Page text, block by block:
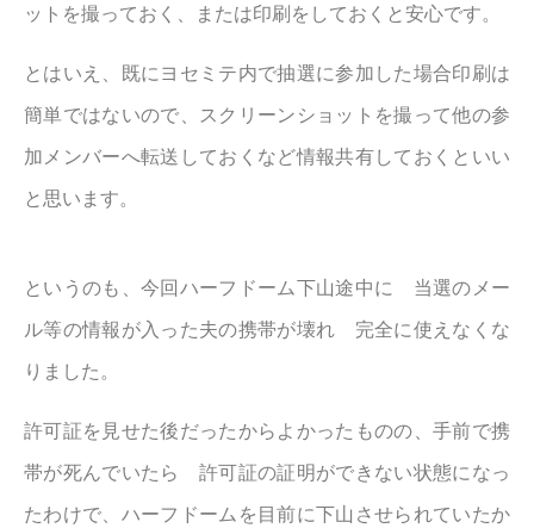
ットを撮っておく、または印刷をしておくと安心です。
とはいえ、既にヨセミテ内で抽選に参加した場合印刷は
簡単ではないので、スクリーンショットを撮って他の参
加メンバーへ転送しておくなど情報共有しておくといい
と思います。
というのも、今回ハーフドーム下山途中に 当選のメー
ル等の情報が入った夫の携帯が壊れ 完全に使えなくな
りました。
許可証を見せた後だったからよかったものの、手前で携
帯が死んでいたら 許可証の証明ができない状態になっ
たわけで、ハーフドームを目前に下山させられていたか